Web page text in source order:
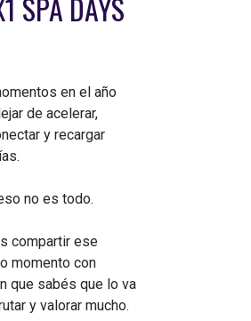
SPA DAYS
en el año
de acelerar,
y recargar
no es todo.
compartir ese
momento con
que sabés que lo va
y valorar mucho.